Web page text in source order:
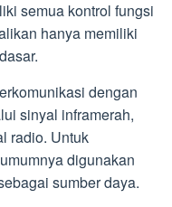
semua kontrol fungsi
hanya memiliki
dengan
sinyal inframerah,
radio. Untuk
digunakan
sumber daya.